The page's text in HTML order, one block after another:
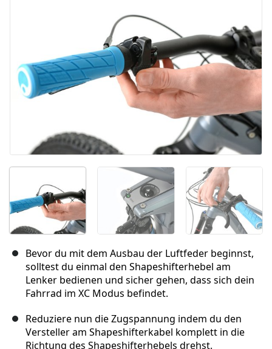
Bevor du mit dem Ausbau der Luftfeder beginnst,
solltest du einmal den Shapeshifterhebel am
Lenker bedienen und sicher gehen, dass sich dein
Fahrrad im XC Modus befindet.
Reduziere nun die Zugspannung indem du den
Versteller am Shapeshifterkabel komplett in die
Richtung des Shapeshifterhebels drehst.